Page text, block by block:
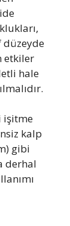
düzeyde
etkiler
hale
işitme
kalp
gibi
derhal